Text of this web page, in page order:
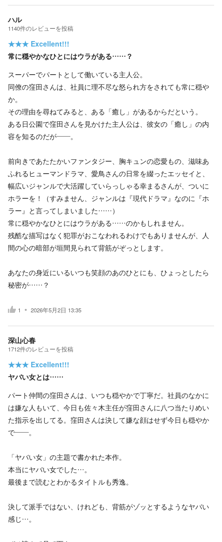
ハル
1140件のレビューを投稿
★★★ Excellent!!!
常に穏やかなひとにはウラがある……？
スーパーでパートとして働いている主人公。
同僚の窪田さんは、社員に理不尽な怒られ方をされても常に穏や
か。
その理由を尋ねてみると、ある「癒し」があるからだという。
ある日公園で窪田さんを見かけた主人公は、彼女の「癒し」の内
容を知るのだが――。
前向きであたたかいファンタジー、胸キュンの恋愛もの、滋味あ
ふれるヒューマンドラマ、愛鳥さんの日常を綴ったエッセイと、
幅広いジャンルで大活躍していらっしゃる幸まるさんが、ついに
ホラーを！（すみません、ジャンルは『現代ドラマ』なのに『ホ
ラー』と言ってしまいました……）
常に穏やかなひとにはウラがある……のかもしれません。
残酷な描写はなく犯罪がおこなわれるわけでもありませんが、人
間の心の暗部が垣間見られて背筋がぞっとします。
あなたの身近にいるいつも笑顔のあのひとにも、ひょっとしたら
秘密が……？
1 2026年5月2日 13:35
深山心春
1712件のレビューを投稿
★★★ Excellent!!!
ヤバい女とは……
パート仲間の窪田さんは、いつも穏やかで丁寧だ。社員のなかに
は嫌な人もいて、今日も佐々木主任が窪田さんに八つ当たりめい
た指示を出してる。窪田さんは決して嫌な顔はせず今日も穏やか
で――。
「ヤバい女」の主題で書かれた本作。
本当にヤバい女でした…。
最後まで読むとわかるタイトルも秀逸。
決して派手ではない、けれども、背筋がゾッとするようなヤバい
感じ…。